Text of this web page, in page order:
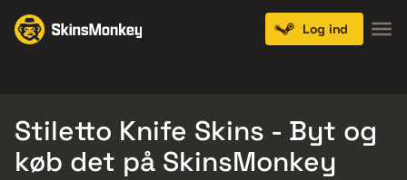
Log ind
Stiletto Knife Skins - Byt og
køb det på SkinsMonkey